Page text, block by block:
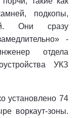
подкопы,
Они сразу
-
отдела
УКЗ
установлено 74
воркаут-зоны.